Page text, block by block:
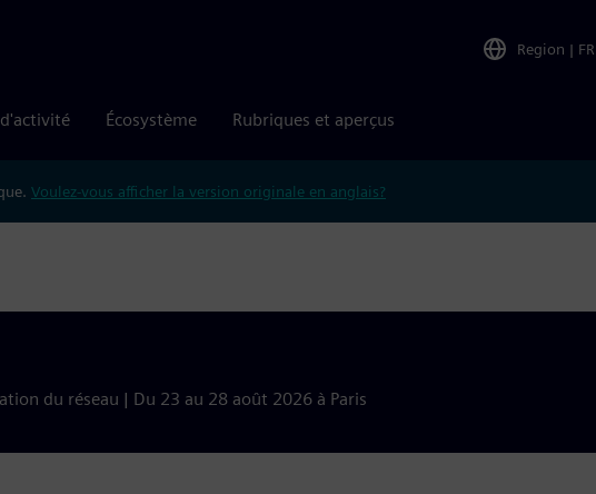
Region | FR
Écosystème Rubriques et aperçus
Voulez-vous afficher la version originale en anglais?
du réseau | Du 23 au 28 août 2026 à Paris